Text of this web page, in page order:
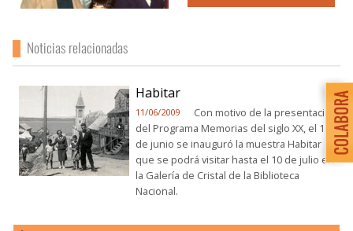
Noticias relacionadas
Habitar
11/06/2009
Con motivo de la presentación
del Programa Memorias del siglo XX, el 11
de junio se inauguró la muestra Habitar
que se podrá visitar hasta el 10 de julio en
la Galería de Cristal de la Biblioteca
Nacional.